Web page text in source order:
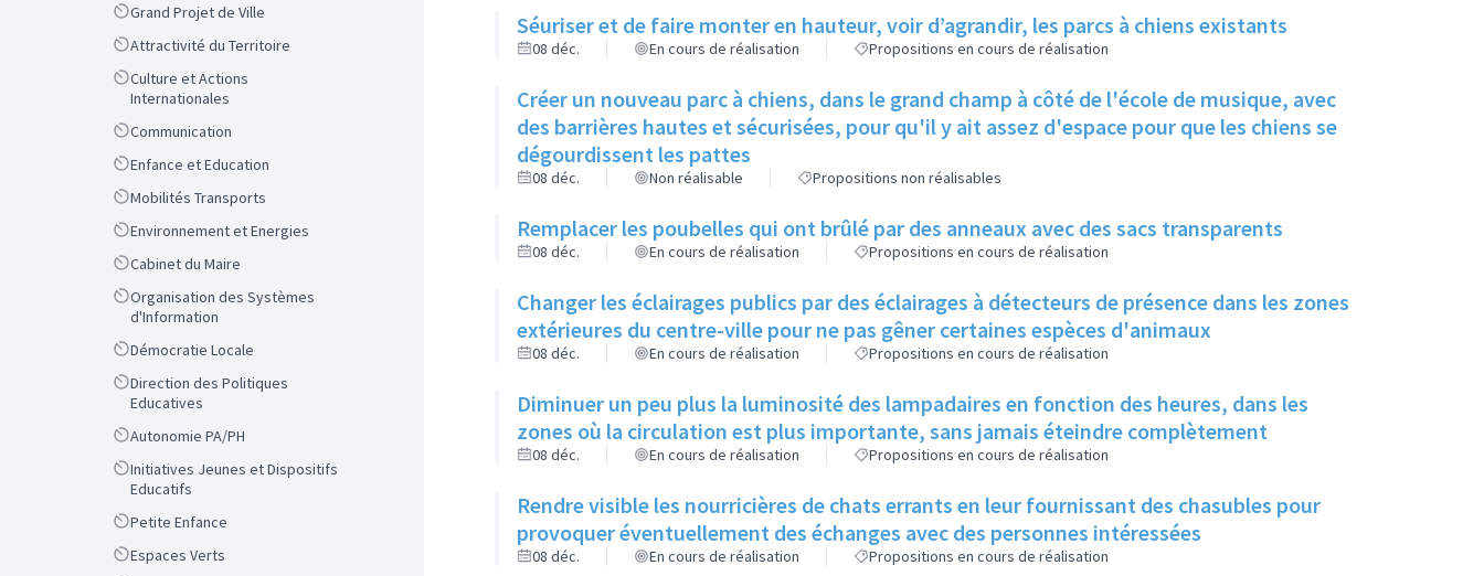
ScopeGrand Projet de Ville
ScopeAttractivité du Territoire
Scope
Culture et Actions
Internationales
ScopeCommunication
ScopeEnfance et Education
ScopeMobilités Transports
ScopeEnvironnement et Energies
ScopeCabinet du Maire
Scope
Organisation des Systèmes
d'Information
ScopeDémocratie Locale
Scope
Direction des Politiques
Educatives
ScopeAutonomie PA/PH
Scope
Initiatives Jeunes et Dispositifs
Educatifs
ScopePetite Enfance
ScopeEspaces Verts
Séuriser et de faire monter en hauteur, voir d’agrandir, les parcs à chiens existants
08 déc. En cours de réalisation Propositions en cours de réalisation
Créer un nouveau parc à chiens, dans le grand champ à côté de l'école de musique, avec
des barrières hautes et sécurisées, pour qu'il y ait assez d'espace pour que les chiens se
dégourdissent les pattes
08 déc. Non réalisable Propositions non réalisables
Remplacer les poubelles qui ont brûlé par des anneaux avec des sacs transparents
08 déc. En cours de réalisation Propositions en cours de réalisation
Changer les éclairages publics par des éclairages à détecteurs de présence dans les zones
extérieures du centre-ville pour ne pas gêner certaines espèces d'animaux
08 déc. En cours de réalisation Propositions en cours de réalisation
Diminuer un peu plus la luminosité des lampadaires en fonction des heures, dans les
zones où la circulation est plus importante, sans jamais éteindre complètement
08 déc. En cours de réalisation Propositions en cours de réalisation
Rendre visible les nourricières de chats errants en leur fournissant des chasubles pour
provoquer éventuellement des échanges avec des personnes intéressées
08 déc. En cours de réalisation Propositions en cours de réalisation